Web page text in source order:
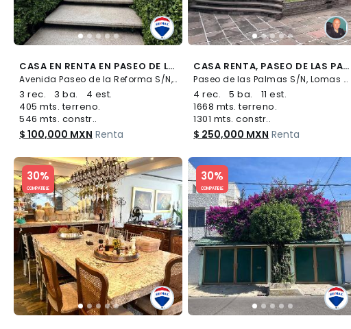
CASA EN RENTA EN PASEO DE LA REFORMA 679354 - (34)
Avenida Paseo de la Reforma S/N, Lomas de Reforma, Miguel Hidalgo
3 rec. 3 ba.
4 est.
405 mts. terreno.
546 mts. constr..
$ 100,000 MXN Renta
CASA RENTA, PASEO DE LAS PALMAS, LOMAS DE CHAPULTEPEC - (34)
Paseo de las Palmas S/N, Lomas de Chapultepec, Miguel Hidalgo
4 rec. 5 ba.
11 est.
1668 mts. terreno.
1301 mts. constr..
$ 250,000 MXN Renta
30%
COMPATIBLE
Slide 1 of 5
30%
COMPATIBLE
Slide 1 of 5